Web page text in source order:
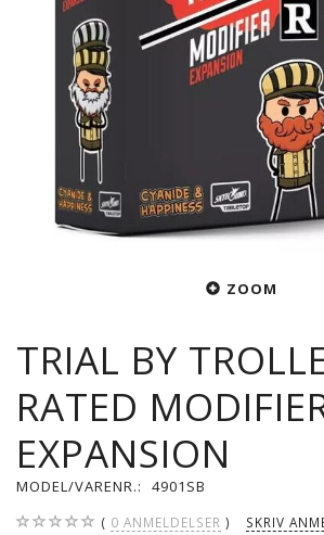
ZOOM
TRIAL BY
RATED
EXPANSION
MODEL/VARENR.: 4901SB
0 ANMELDELSER SKRIV